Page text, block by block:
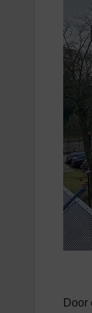
Door